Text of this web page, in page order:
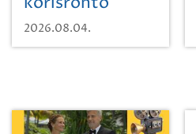
karcsúdíszbogárról
2026.08.04.